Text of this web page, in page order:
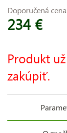
Doporučená
234 €
Produkt
zakúpiť.